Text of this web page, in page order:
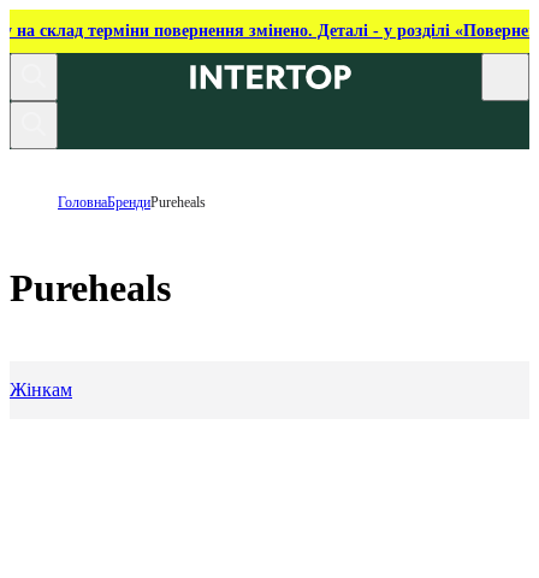
на склад терміни повернення змінено. Деталі - у розділі
ГоловнаБрендиPureheals
Pureheals
Жінкам